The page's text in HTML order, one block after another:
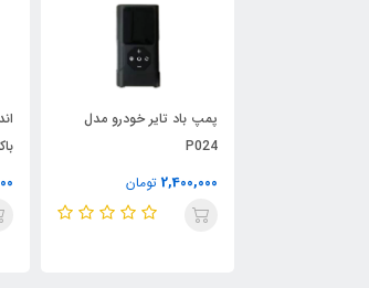
پمپ باد تایر خودرو مدل
P024
2,400,000 تومان